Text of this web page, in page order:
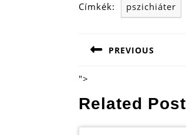
Címkék: pszichiáter
navigáció
PREVIOUS
post:
">
Related Post